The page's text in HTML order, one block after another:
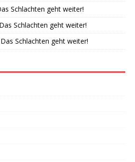
Schlachten geht weiter!
Schlachten geht weiter!
Schlachten geht weiter!